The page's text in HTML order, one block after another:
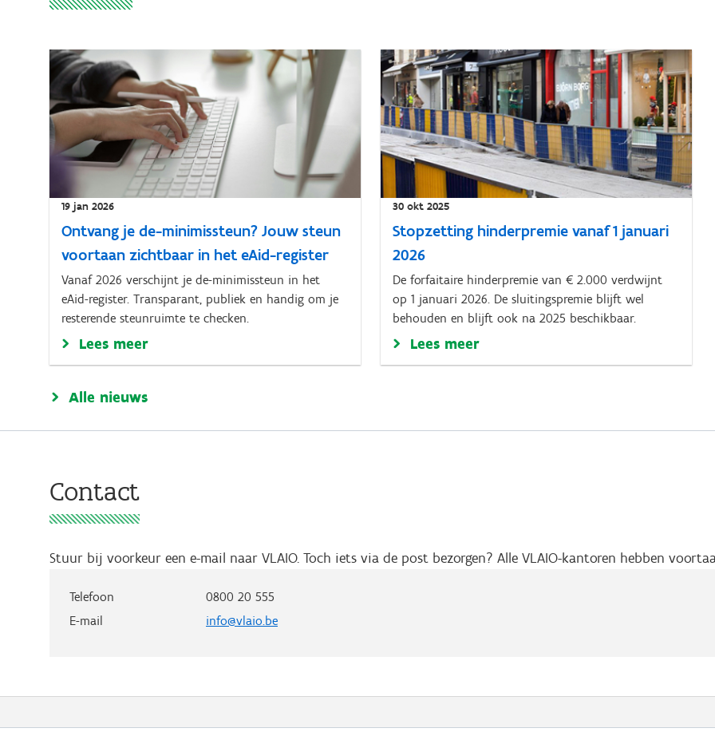
19 jan 2026
Ontvang je de-minimissteun? Jouw steun
voortaan zichtbaar in het eAid-register
Vanaf 2026 verschijnt je de-minimissteun in het
eAid-register. Transparant, publiek en handig om je
resterende steunruimte te checken.
Lees meer
30 okt 2025
Stopzetting hinderpremie vanaf 1 januari
2026
De forfaitaire hinderpremie van € 2.000 verdwijnt
op 1 januari 2026. De sluitingspremie blijft wel
behouden en blijft ook na 2025 beschikbaar.
Lees meer
Alle nieuws
Contact
Stuur bij voorkeur een e-mail naar VLAIO. Toch iets via de post bezorgen? Alle VLAIO-kantoren hebben
Telefoon
0800 20 555
E-mail
info@vlaio.be